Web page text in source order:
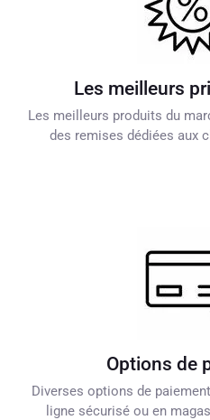
Les meilleurs
Les meilleurs produits du
des remises dédiées aux
Options de
Diverses options de
ligne sécurisé ou en